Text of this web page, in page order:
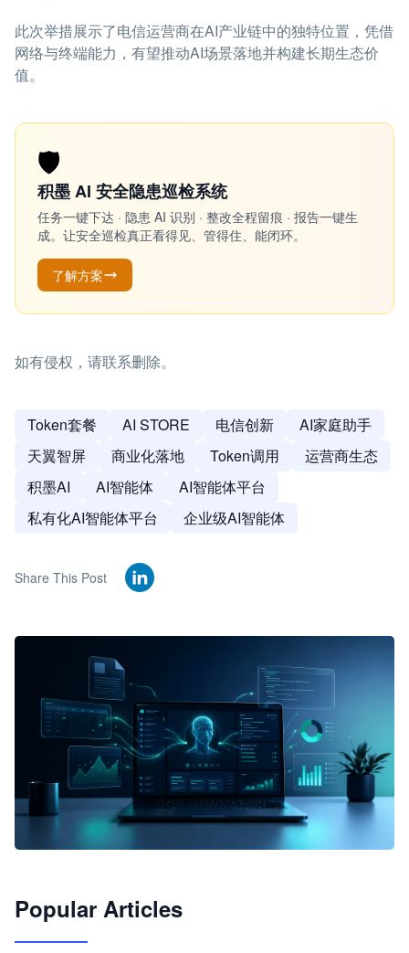
此次举措展示了电信运营商在AI产业链中的独特位置，凭借
网络与终端能力，有望推动AI场景落地并构建长期生态价
值。
🛡️
积墨 AI 安全隐患巡检系统
任务一键下达 · 隐患 AI 识别 · 整改全程留痕 · 报告一键生
成。让安全巡检真正看得见、管得住、能闭环。
了解方案
如有侵权，请联系删除。
Token套餐 AI STORE 电信创新
AI家庭助手
天翼智屏
商业化落地 Token调用
运营商生态
积墨AI
AI智能体
AI智能体平台
私有化AI智能体平台
企业级AI智能体
Share This Post
JimoClaw 桌面 AI Agent 工作台
Popular Articles